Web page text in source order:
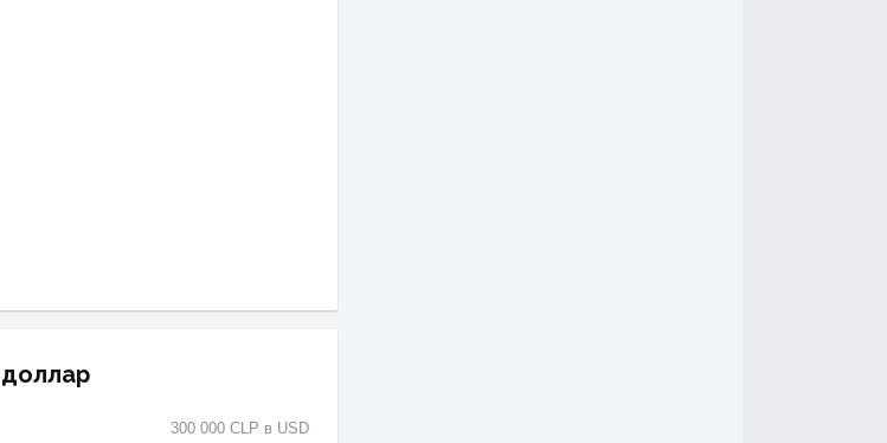
300 000 CLP в USD